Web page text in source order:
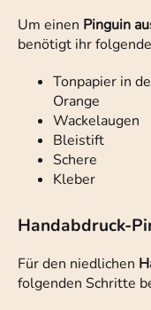
Um einen Pinguin
benötigt ihr
Tonpapier in
Orange
Wackelaugen
Bleistift
Schere
Kleber
Handabdruck-
Für den niedlichen
folgenden Schritte